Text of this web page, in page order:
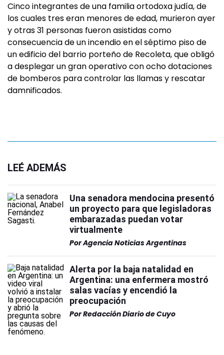
Cinco integrantes de una familia ortodoxa judía, de
los cuales tres eran menores de edad, murieron ayer
y otras 31 personas fueron asistidas como
consecuencia de un incendio en el séptimo piso de
un edificio del barrio porteño de Recoleta, que obligó
a desplegar un gran operativo con ocho dotaciones
de bomberos para controlar las llamas y rescatar
damnificados.
LEÉ ADEMÁS
Una senadora mendocina presentó
un proyecto para que legisladoras
embarazadas puedan votar
virtualmente
PorAgencia Noticias Argentinas
Alerta por la baja natalidad en
Argentina: una enfermera mostró
salas vacías y encendió la
preocupación
PorRedacción Diario de Cuyo